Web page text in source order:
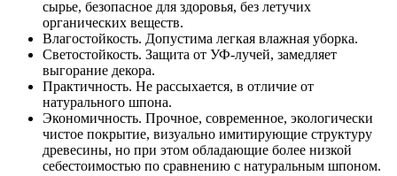
сырье, безопасное для здоровья, без летучих
органических веществ.
Влагостойкость. Допустима легкая влажная уборка.
Светостойкость. Защита от УФ-лучей, замедляет
выгорание декора.
Практичность. Не рассыхается, в отличие от
натурального шпона.
Экономичность. Прочное, современное, экологически
чистое покрытие, визуально имитирующие структуру
древесины, но при этом обладающие более низкой
себестоимостью по сравнению с натуральным шпоном.